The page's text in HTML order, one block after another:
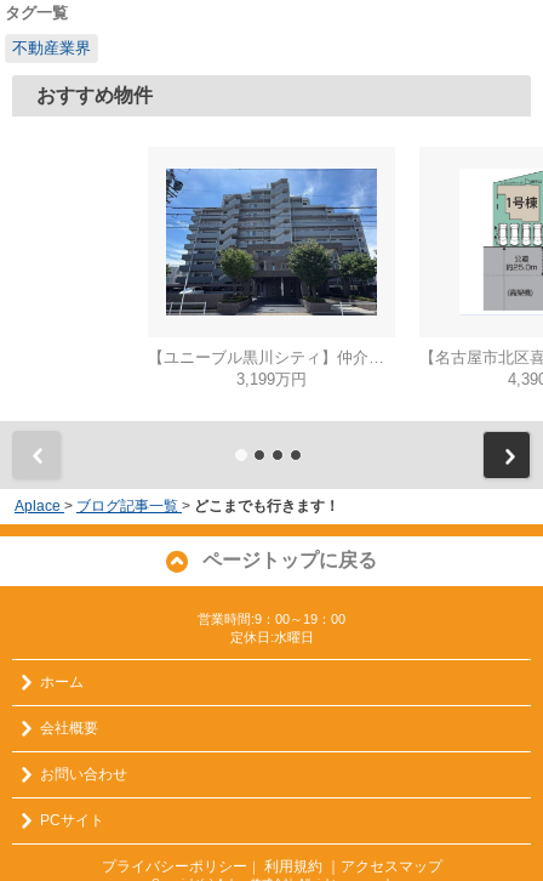
タグ一覧
不動産業界
おすすめ物件
【ユニーブル黒川シティ】仲介手数料無料！城北小学校・北陵中学校
3,199万円
Aplace > ブログ記事一覧 > どこまでも行きます！
ページトップに戻る
営業時間:9：00～19：00
定休日:水曜日
ホーム
会社概要
お問い合わせ
PCサイト
プライバシーポリシー 利用規約 ｜アクセスマップ